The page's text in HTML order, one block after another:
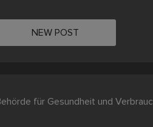
NEW POST
für Gesundheit und